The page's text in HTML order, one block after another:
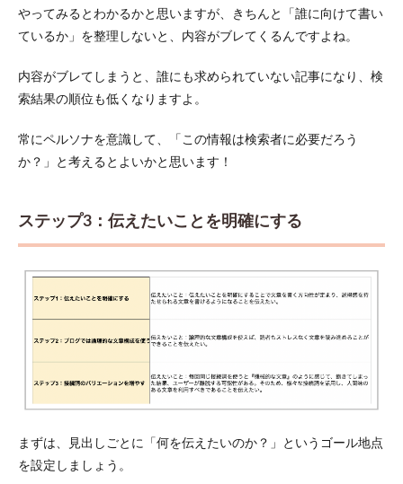
やってみるとわかるかと思いますが、きちんと「誰に向けて書い
ているか」を整理しないと、内容がブレてくるんですよね。
内容がブレてしまうと、誰にも求められていない記事になり、検
索結果の順位も低くなりますよ。
常にペルソナを意識して、「この情報は検索者に必要だろう
か？」と考えるとよいかと思います！
ステップ3：伝えたいことを明確にする
まずは、見出しごとに「何を伝えたいのか？」というゴール地点
を設定しましょう。